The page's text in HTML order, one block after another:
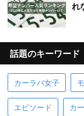
れ
話題のキーワード
カーラバ女子
エピソード カ